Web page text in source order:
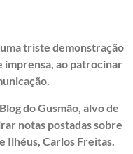
triste demonstração
imprensa, ao patrocinar
do Gusmão, alvo de
notas postadas sobre
Ilhéus, Carlos Freitas.